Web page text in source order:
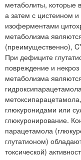
метаболиты, которые
а затем с цистеином
изоферментами
метаболизма
(преимущественно),
При дефиците
повреждение и
метаболизма
глюкуронидами или
глюкуронирование.
парацетамола
глутатионом)
токсической)